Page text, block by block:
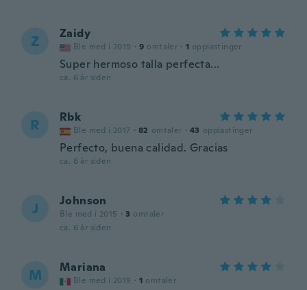
Z Zaidy
Ble med i 2019 · 9 omtaler · 1 opplastinger
Super hermoso talla perfecta...
ca. 6 år siden
R Rbk
Ble med i 2017 · 82 omtaler · 43 opplastinger
Perfecto, buena calidad. Gracias
ca. 6 år siden
J Johnson
Ble med i 2015 · 3 omtaler
ca. 6 år siden
M Mariana
Ble med i 2019 · 1 omtaler